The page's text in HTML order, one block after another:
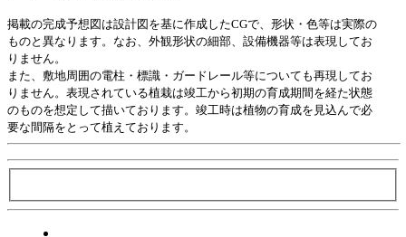
掲載の完成予想図は設計図を基に作成したCGで、形状・色等は実際の
ものと異なります。なお、外観形状の細部、設備機器等は表現してお
りません。
また、敷地周囲の電柱・標識・ガードレール等についても再現してお
りません。表現されている植栽は竣工から初期の育成期間を経た状態
のものを想定して描いております。竣工時は植物の育成を見込んで必
要な間隔をとって植えております。